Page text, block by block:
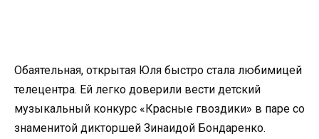
Обаятельная, открытая Юля быстро стала любимицей
телецентра. Ей легко доверили вести детский
музыкальный конкурс «Красные гвоздики» в паре со
знаменитой дикторшей Зинаидой Бондаренко.